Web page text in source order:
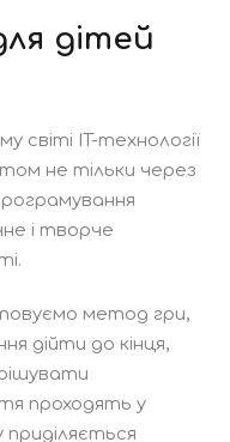
дітей
світі IT-технології
не тільки через
і творче
метод гри,
дійти до кінця,
проходять у
приділяється